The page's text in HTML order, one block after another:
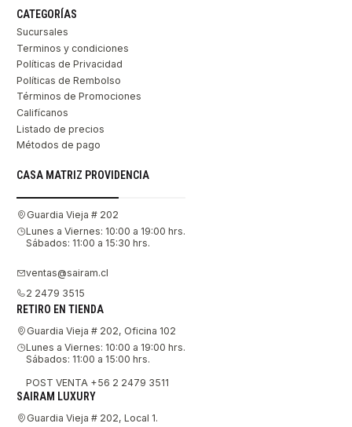
CATEGORÍAS
Sucursales
Terminos y condiciones
Políticas de Privacidad
Políticas de Rembolso
Términos de Promociones
Califícanos
Listado de precios
Métodos de pago
CASA MATRIZ PROVIDENCIA
Guardia Vieja # 202
Lunes a Viernes: 10:00 a 19:00 hrs.
Sábados: 11:00 a 15:30 hrs.
ventas@sairam.cl
2 2479 3515
RETIRO EN TIENDA
Guardia Vieja # 202, Oficina 102
Lunes a Viernes: 10:00 a 19:00 hrs.
Sábados: 11:00 a 15:00 hrs.
POST VENTA +56 2 2479 3511
SAIRAM LUXURY
Guardia Vieja # 202, Local 1.